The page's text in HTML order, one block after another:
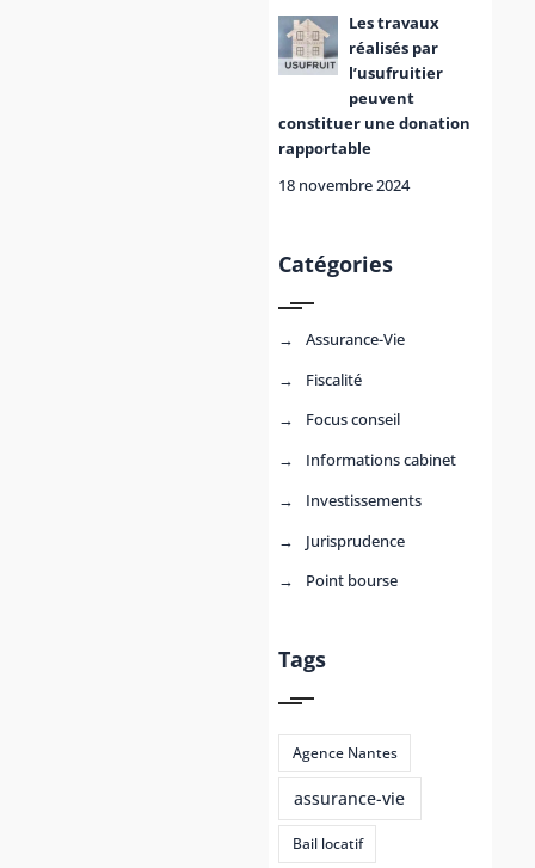
Les travaux
réalisés par
l’usufruitier
peuvent
constituer une donation
rapportable
18 novembre 2024
Catégories
Assurance-Vie
Fiscalité
Focus conseil
Informations cabinet
Investissements
Jurisprudence
Point bourse
Tags
Agence Nantes
assurance-vie
Bail locatif